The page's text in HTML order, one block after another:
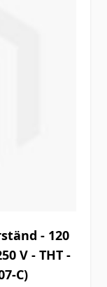
- 120
V - THT -
C)